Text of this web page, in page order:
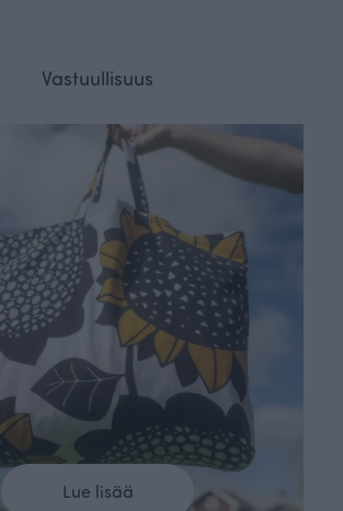
Vastuullisuus
Lue lisää